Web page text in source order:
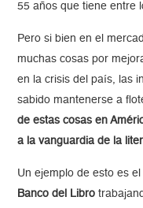
55 años que tiene entre
Pero si bien en el
muchas cosas por
en la crisis del país, las
sabido mantenerse a
de estas cosas en
a la vanguardia de la
Un ejemplo de esto es el
Banco del Libro